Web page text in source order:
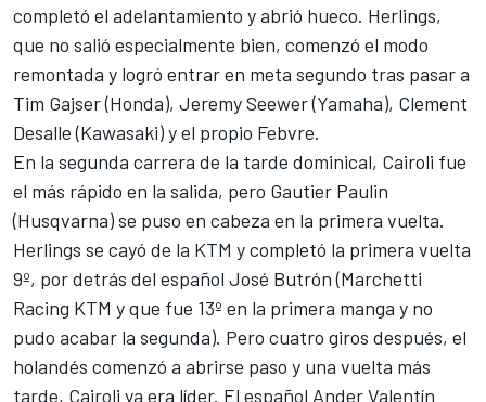
completó el adelantamiento y abrió hueco. Herlings,
que no salió especialmente bien, comenzó el modo
remontada y logró entrar en meta segundo tras pasar a
Tim Gajser (Honda), Jeremy Seewer (Yamaha), Clement
Desalle (Kawasaki) y el propio Febvre.
En la segunda carrera de la tarde dominical, Cairoli fue
el más rápido en la salida, pero Gautier Paulin
(Husqvarna) se puso en cabeza en la primera vuelta.
Herlings se cayó de la KTM y completó la primera vuelta
9º, por detrás del español José Butrón (Marchetti
Racing KTM y que fue 13º en la primera manga y no
pudo acabar la segunda). Pero cuatro giros después, el
holandés comenzó a abrirse paso y una vuelta más
tarde, Cairoli ya era líder. El español Ander Valentín